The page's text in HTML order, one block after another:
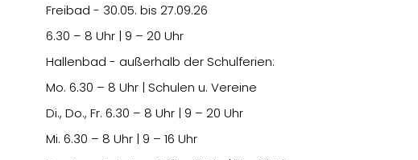
Freibad - 30.05. bis 27.09.26
6.30 – 8 Uhr | 9 – 20 Uhr
Hallenbad - außerhalb der Schulferien:
Mo. 6.30 – 8 Uhr | Schulen u. Vereine
Di., Do., Fr. 6.30 – 8 Uhr | 9 – 20 Uhr
Mi. 6.30 – 8 Uhr | 9 – 16 Uhr